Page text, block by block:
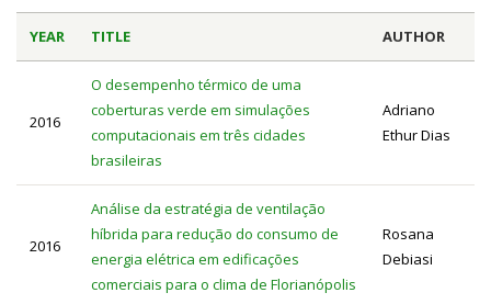
YEAR TITLE AUTHOR
2016
O desempenho térmico de uma
coberturas verde em simulações
computacionais em três cidades
brasileiras
Adriano
Ethur Dias
2016
Análise da estratégia de ventilação
híbrida para redução do consumo de
energia elétrica em edificações
comerciais para o clima de Florianópolis
Rosana
Debiasi